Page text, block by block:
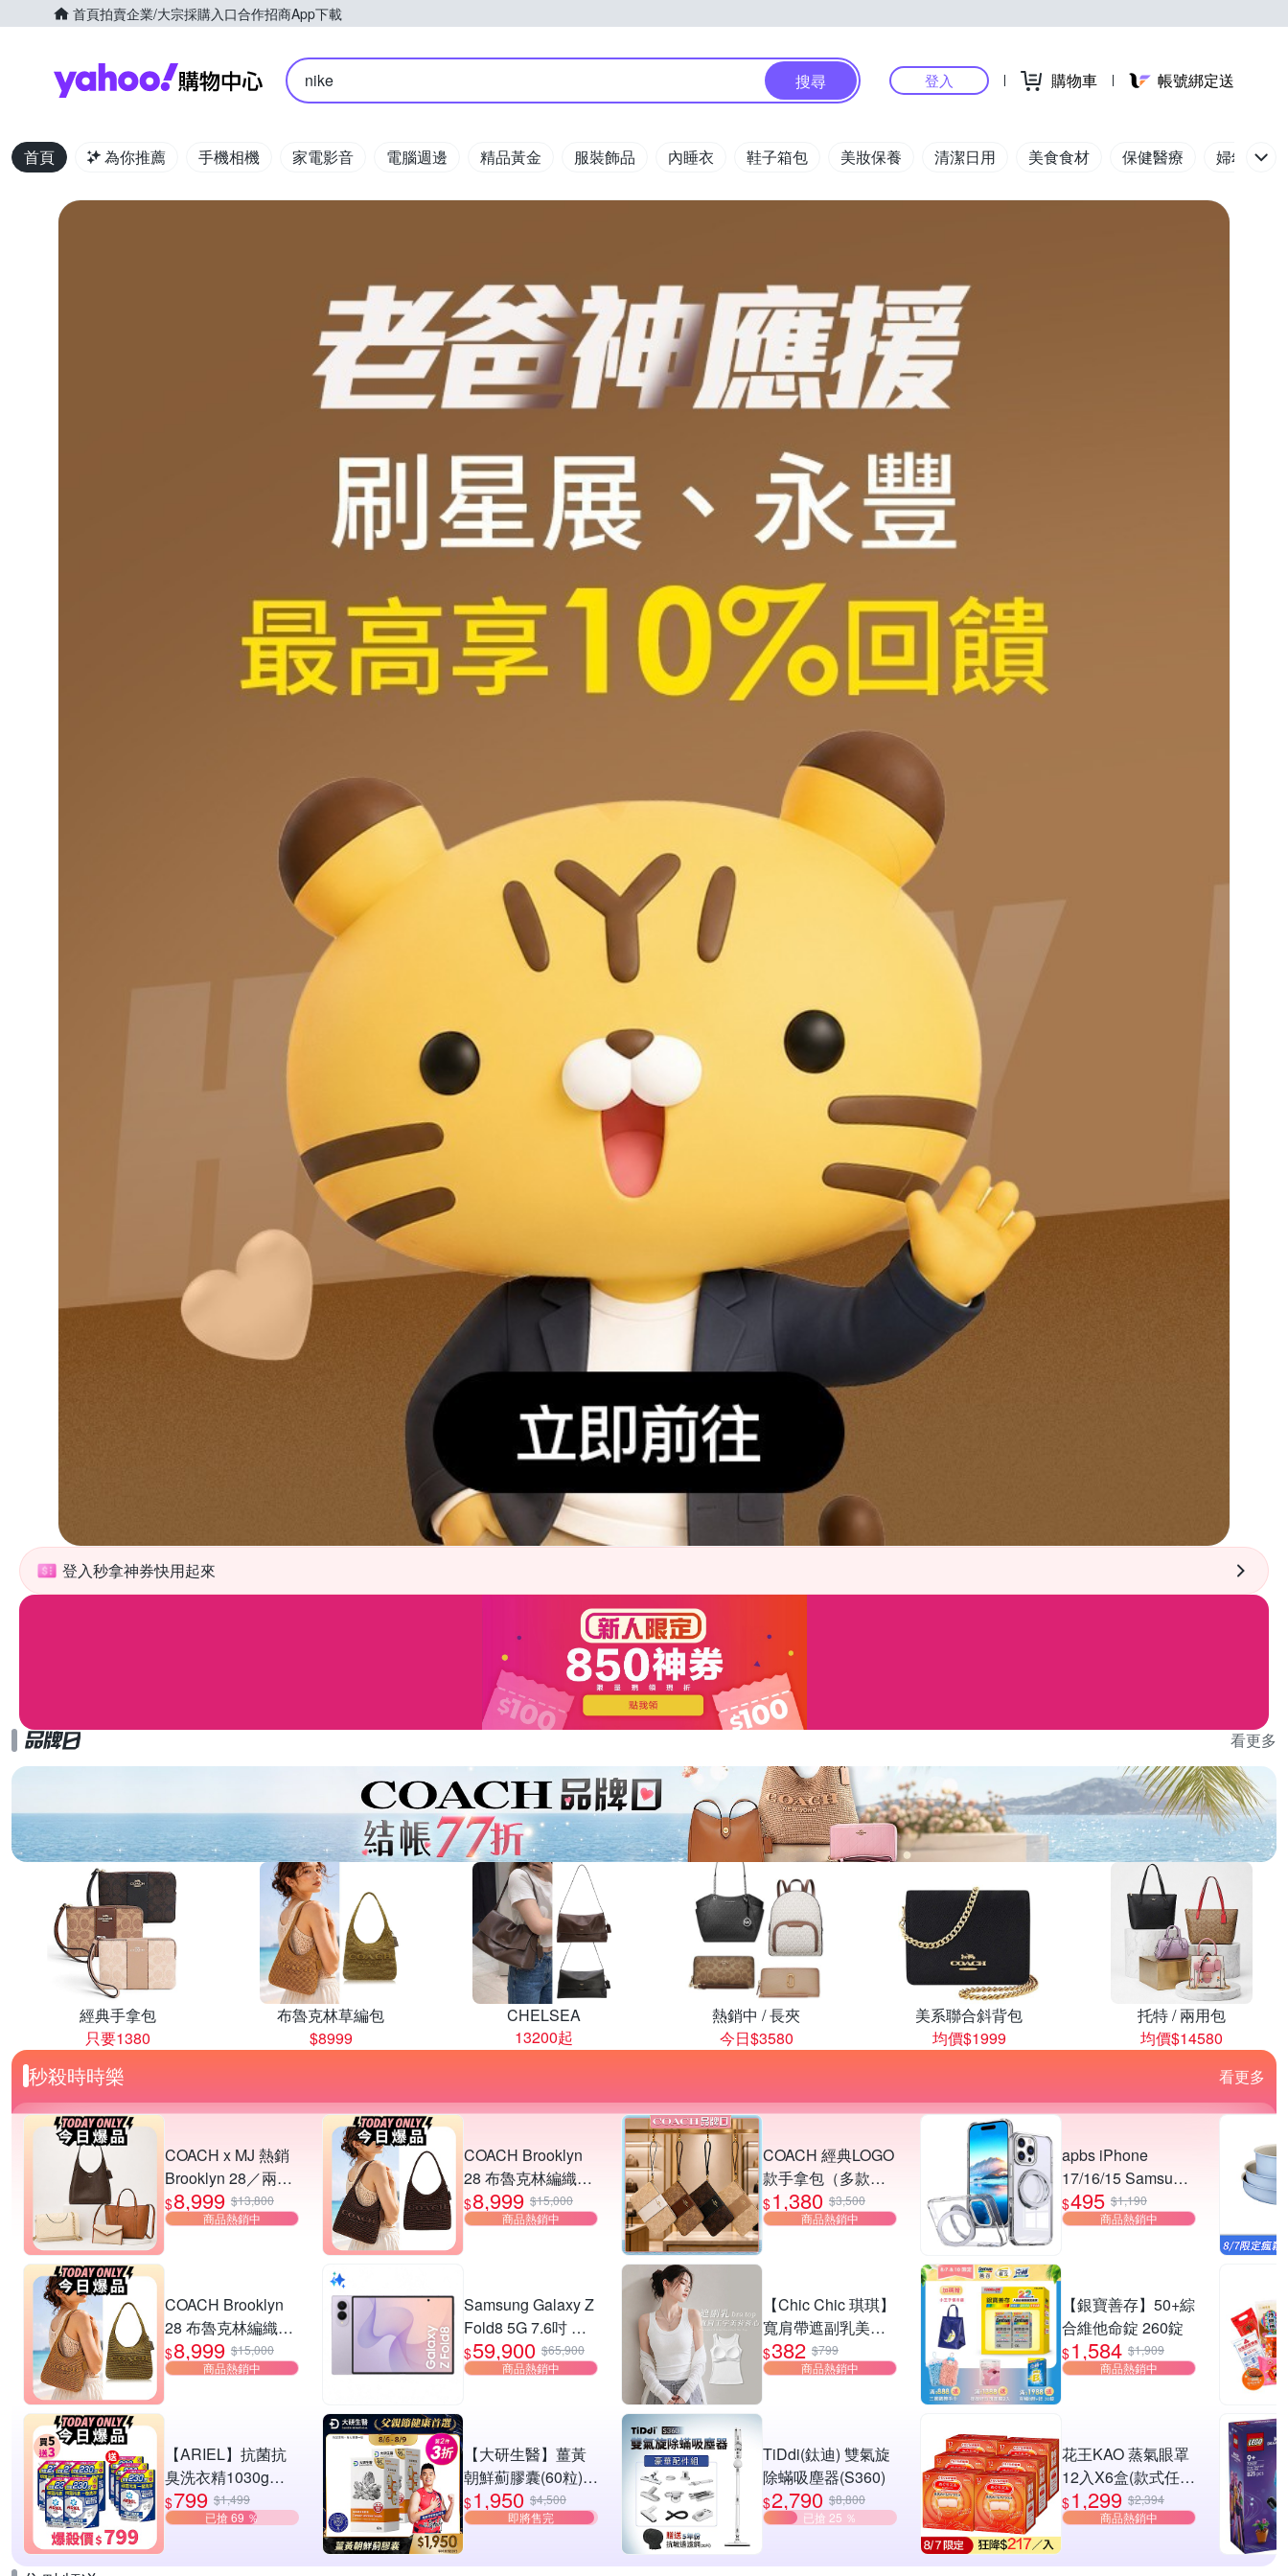
首頁拍賣企業/大宗採購入口合作招商App下載
Yahoo購物中心
nike 搜尋 登入 購物車 帳號綁定送
首頁 為你推薦 手機相機 家電影音 電腦週邊 精品黃金 服裝飾品 內睡衣 鞋子箱包 美妝保養 清潔日用 美食食材 保健醫療 婦幼玩具
登入秒拿神券快用起來
看更多
經典手拿包
只要1380
布魯克林草編包
$8999
CHELSEA
13200起
熱銷中 / 長夾
今日$3580
美系聯合斜背包
均價$1999
托特 / 兩用包
均價$14580
秒殺時時樂 看更多
COACH x MJ 熱銷
Brooklyn 28／兩用
／斜背包均一價-多
款可選
$8,999 $13,800
商品熱銷中
COACH Brooklyn
28 布魯克林編織款
單肩包-橄欖綠
$8,999 $15,000
商品熱銷中
【ARIEL】抗菌抗
臭洗衣精1030g補
充包 X8 (抗菌去漬/
室內晾曬) 兩款任選
$799 $1,499
已搶 69 ％
COACH Brooklyn
28 布魯克林編織款
單肩包-深咖
$8,999 $15,000
商品熱銷中
Samsung Galaxy Z
Fold8 5G 7.6吋 摺
疊手機 (12G/512G)
$59,900 $65,900
商品熱銷中
【大研生醫】薑黃
朝鮮薊膠囊(60粒)
(第2件3折)(共計2
盒)
$1,950 $4,500
即將售完
COACH 經典LOGO
款手拿包（多款任
選）
$1,380 $3,500
商品熱銷中
【Chic Chic 琪琪】
寬肩帶遮副乳美背
BraTop(無鋼圈/自
帶胸墊/日常百搭/修
$382 $799
商品熱銷中
TiDdi(鈦迪) 雙氣旋
除蟎吸塵器(S360)
$2,790 $8,800
已搶 25 ％
apbs iPhone
17/16/15 Samsung
S26/S25系列 軍規
360旋轉磁吸立架手
$495 $1,190
商品熱銷中
【銀寶善存】50+綜
合維他命錠 260錠
$1,584 $1,909
商品熱銷中
花王KAO 蒸氣眼罩
12入X6盒(款式任
選)
$1,299 $2,394
商品熱銷中